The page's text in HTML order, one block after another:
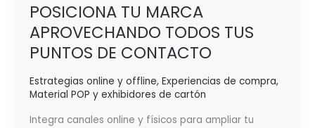
POSICIONA TU MARCA
APROVECHANDO TODOS TUS
PUNTOS DE CONTACTO
Estrategias online y offline, Experiencias de compra,
Material POP y exhibidores de cartón
Integra canales online y físicos para ampliar tu